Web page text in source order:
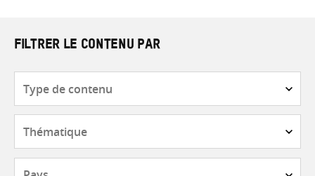
FILTRER LE CONTENU PAR
contenu